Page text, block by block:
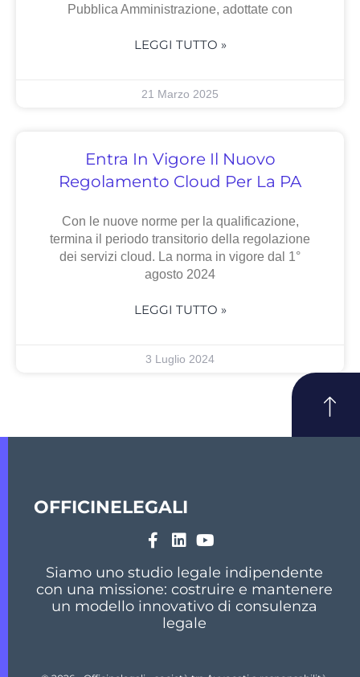
Pubblica Amministrazione, adottate con
LEGGI TUTTO »
21 Marzo 2025
Entra In Vigore Il Nuovo
Regolamento Cloud Per La PA
Con le nuove norme per la qualificazione,
termina il periodo transitorio della regolazione
dei servizi cloud. La norma in vigore dal 1°
agosto 2024
LEGGI TUTTO »
3 Luglio 2024
OFFICINELEGALI
Siamo uno studio legale indipendente
con una missione: costruire e mantenere
un modello innovativo di consulenza
legale